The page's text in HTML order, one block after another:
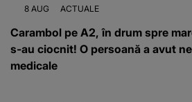
8 AUG ACTUALE
Carambol pe A2, în drum spre
s-au ciocnit! O persoană a avut
medicale